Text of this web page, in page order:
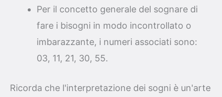
Per il concetto generale del sognare di
fare i bisogni in modo incontrollato o
imbarazzante, i numeri associati sono:
03, 11, 21, 30, 55.
Ricorda che l'interpretazione dei sogni è un'arte